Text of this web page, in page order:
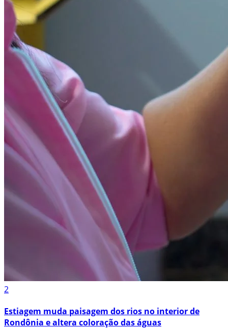
2
Estiagem muda paisagem dos rios no interior de
Rondônia e altera coloração das águas